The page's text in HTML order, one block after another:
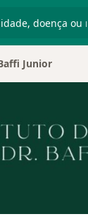
Junior